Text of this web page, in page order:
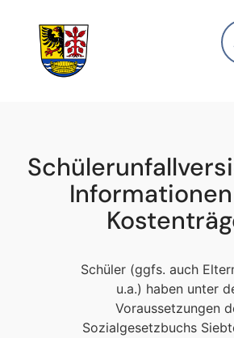
Schüler (ggfs. auch
u.a.) haben unter
Voraussetzungen
Sozialgesetzbuchs